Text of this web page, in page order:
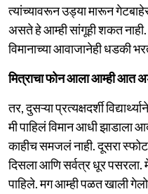
त्यांच्यावरून उड्या मारून
असते हे आम्ही सांगूही शकत
विमानाच्या आवाजानेही धडकी
मित्राचा फोन आला आम्ही आत
तर, दुसऱ्या प्रत्यक्षदर्शी
मी पाहिलं विमान आधी झाडाला
काहीच समजलं नाही. दूसरा स्फोट
दिसला आणि सर्वत्र धूर पसरला.
पाहिले. मग आम्ही पळत खाली